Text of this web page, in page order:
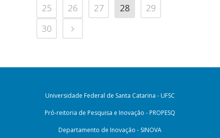
25
26 27 28
29
30
Universidade Federal de Santa Catarina - UFSC
Pró-reitoria de Pesquisa e Inovação - PROPESQ
Departamento de Inovação - SINOVA